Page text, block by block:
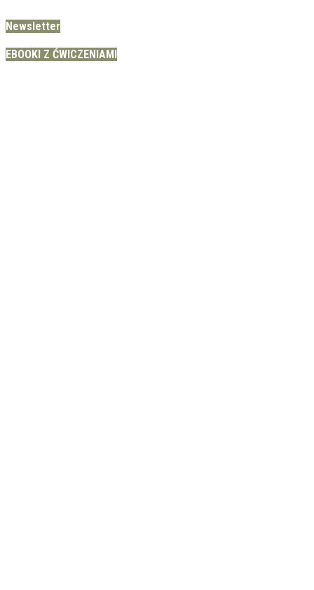
Newsletter
EBOOKI Z ĆWICZENIAMI